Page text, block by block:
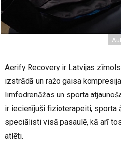
Aerify Recovery ir Latvijas
izstrādā un ražo gaisa
limfodrenāžas un sporta
ir iecienījuši fizioterapeiti, sporta
speciālisti visā pasaulē, kā arī
atlēti.